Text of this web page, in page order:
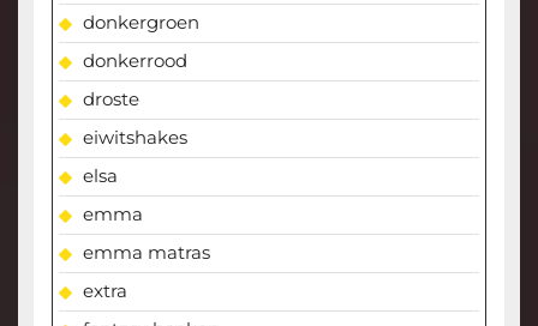
donkergroen
donkerrood
droste
eiwitshakes
elsa
emma
emma matras
extra